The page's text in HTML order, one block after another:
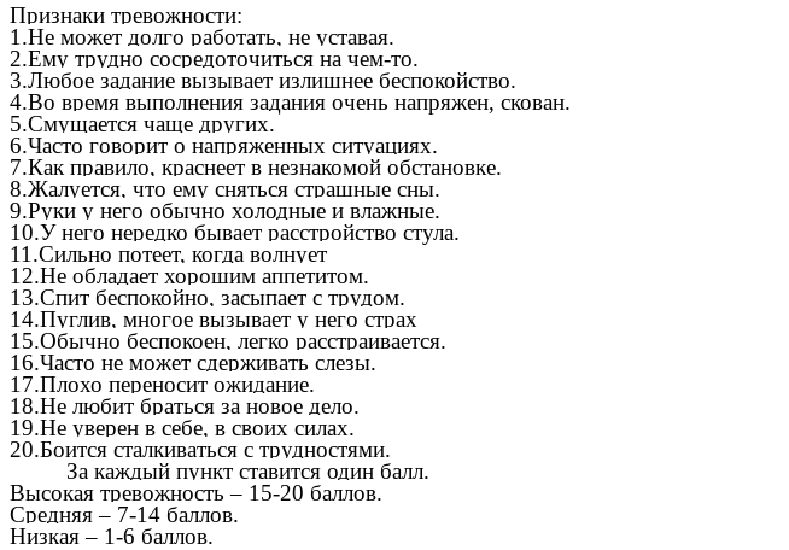
Признаки тревожности:
1.Не может долго работать, не уставая.
2.Ему трудно сосредоточиться на чем-то.
3.Любое задание вызывает излишнее беспокойство.
4.Во время выполнения задания очень напряжен, скован.
5.Смущается чаще других.
6.Часто говорит о напряженных ситуациях.
7.Как правило, краснеет в незнакомой обстановке.
8.Жалуется, что ему сняться страшные сны.
9.Руки у него обычно холодные и влажные.
10.У него нередко бывает расстройство стула.
11.Сильно потеет, когда волнует
12.Не обладает хорошим аппетитом.
13.Спит беспокойно, засыпает с трудом.
14.Пуглив, многое вызывает у него страх
15.Обычно беспокоен, легко расстраивается.
16.Часто не может сдерживать слезы.
17.Плохо переносит ожидание.
18.Не любит браться за новое дело.
19.Не уверен в себе, в своих силах.
20.Боится сталкиваться с трудностями.
За каждый пункт ставится один балл.
Высокая тревожность – 15-20 баллов.
Средняя – 7-14 баллов.
Низкая – 1-6 баллов.